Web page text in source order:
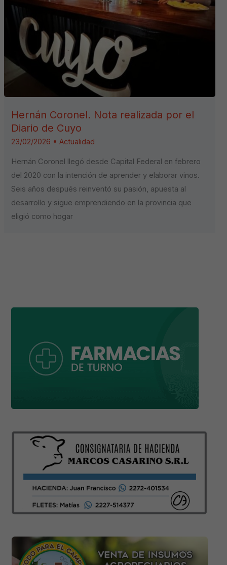
Hernán Coronel. Nota realizada por el
Diario de Cuyo
23/02/2026 •Actualidad
Hernán Coronel llegó desde Capital Federal en febrero
del 2020 con la intención de aprender y elaborar vinos.
Seis años después reinventó su pasión, apuesta al
desarrollo y sigue emprendiendo en la provincia que
eligió como hogar